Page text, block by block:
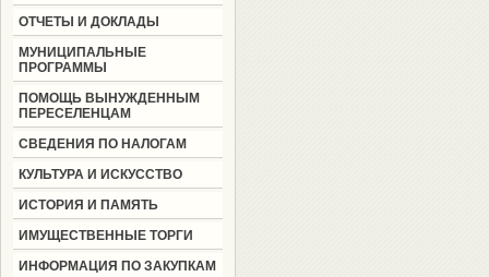
ОТЧЕТЫ И ДОКЛАДЫ
МУНИЦИПАЛЬНЫЕ
ПРОГРАММЫ
ПОМОЩЬ ВЫНУЖДЕННЫМ
ПЕРЕСЕЛЕНЦАМ
СВЕДЕНИЯ ПО НАЛОГАМ
КУЛЬТУРА И ИСКУССТВО
ИСТОРИЯ И ПАМЯТЬ
ИМУЩЕСТВЕННЫЕ ТОРГИ
ИНФОРМАЦИЯ ПО ЗАКУПКАМ